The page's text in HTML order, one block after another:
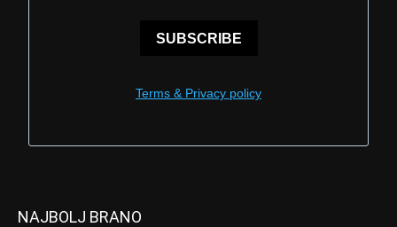
SUBSCRIBE
Terms & Privacy policy
NAJBOLJ BRANO